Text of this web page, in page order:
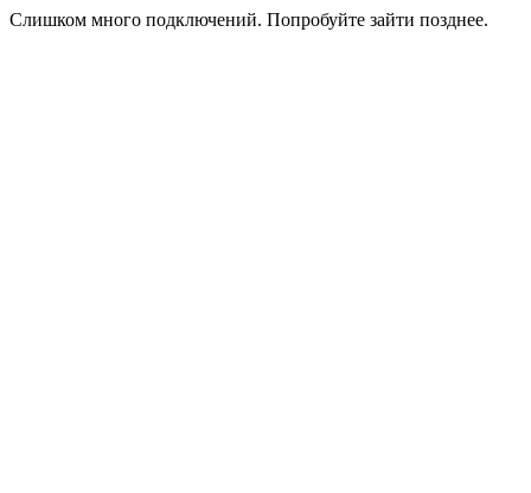
Слишком много подключений. Попробуйте зайти позднее.